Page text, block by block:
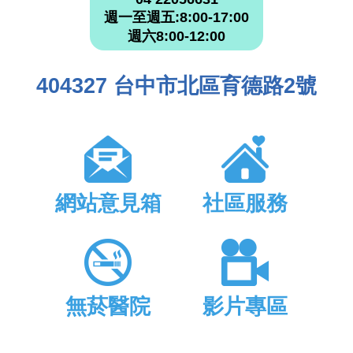
週一至週五:8:00-17:00
週六8:00-12:00
404327 台中市北區育德路2號
網站意見箱 社區服務
無菸醫院 影片專區